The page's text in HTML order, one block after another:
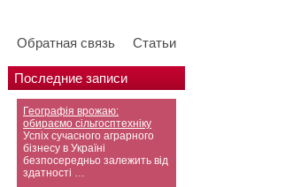
Обратная связь Статьи
Последние записи
Географія врожаю:
обираємо сільгосптехніку
Успіх сучасного аграрного
бізнесу в Україні
безпосередньо залежить від
здатності …